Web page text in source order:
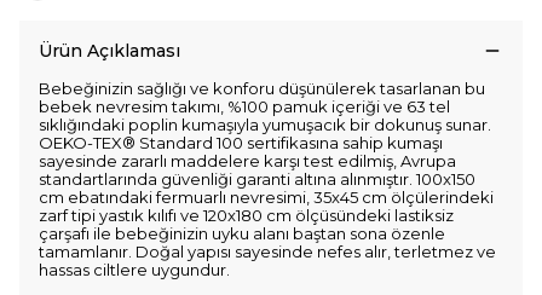
Ürün Açıklaması
Bebeğinizin sağlığı ve konforu düşünülerek tasarlanan bu
bebek nevresim takımı, %100 pamuk içeriği ve 63 tel
sıklığındaki poplin kumaşıyla yumuşacık bir dokunuş sunar.
OEKO-TEX® Standard 100 sertifikasına sahip kumaşı
sayesinde zararlı maddelere karşı test edilmiş, Avrupa
standartlarında güvenliği garanti altına alınmıştır. 100x150
cm ebatındaki fermuarlı nevresimi, 35x45 cm ölçülerindeki
zarf tipi yastık kılıfı ve 120x180 cm ölçüsündeki lastiksiz
çarşafı ile bebeğinizin uyku alanı baştan sona özenle
tamamlanır. Doğal yapısı sayesinde nefes alır, terletmez ve
hassas ciltlere uygundur.